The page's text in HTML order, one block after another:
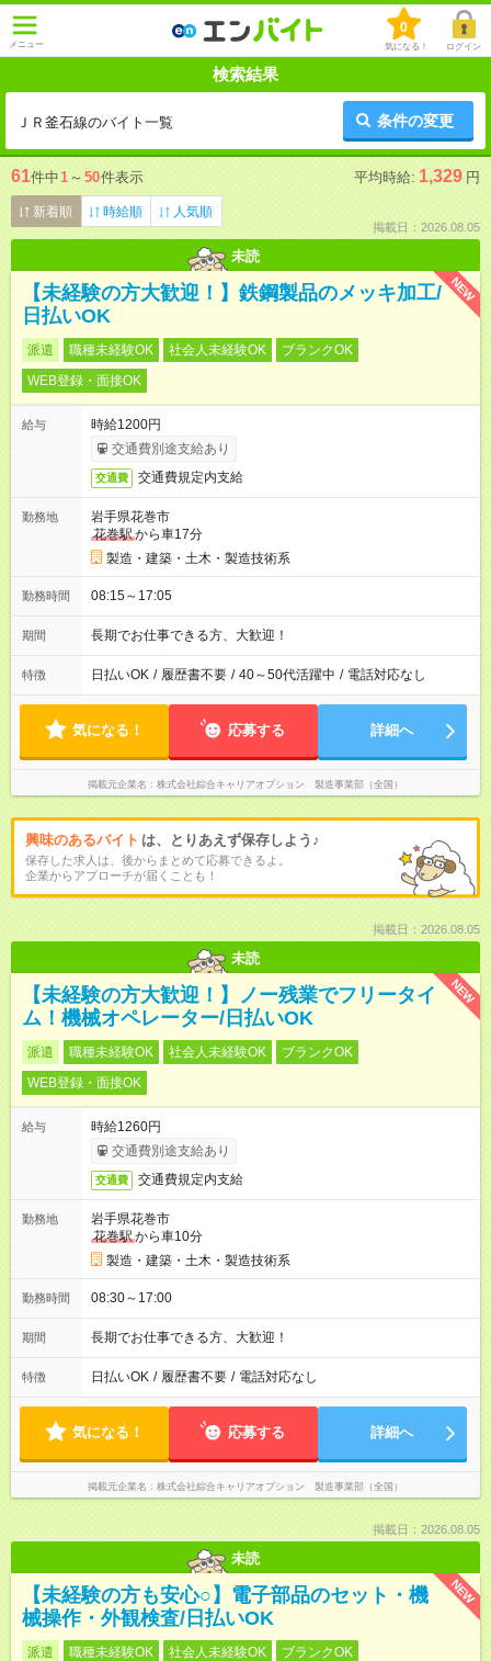
メニュー
0
気になる！ ログイン
検索結果
ＪＲ釜石線のバイト一覧 条件の変更
61件中1 ～ 50件表示 平均時給: 1,329 円
新着順 時給順 人気順
掲載日：2026.08.05
未読
NEW
【未経験の方大歓迎！】鉄鋼製品のメッキ加工/
日払いOK
派遣 職種未経験OK 社会人未経験OK
ブランクOK
WEB登録・面接OK
給与
時給1200円
交通費別途支給あり
交通費 交通費規定内支給
勤務地
岩手県花巻市
花巻駅から車17分
製造・建築・土木・製造技術系
勤務時間 08:15～17:05
期間 長期でお仕事できる方、大歓迎！
特徴 日払いOK / 履歴書不要 / 40～50代活躍中 / 電話対応なし
気になる！ 応募する 詳細へ
掲載元企業名 株式会社綜合キャリアオプション 製造事業部（全国）
興味のあるバイト は、とりあえず保存しよう♪
保存した求人は、後からまとめて応募できるよ。
企業からアプローチが届くことも！
掲載日：2026.08.05
未読
NEW
【未経験の方大歓迎！】ノー残業でフリータイ
ム！機械オペレーター/日払いOK
派遣 職種未経験OK 社会人未経験OK
ブランクOK
WEB登録・面接OK
給与
時給1260円
交通費別途支給あり
交通費 交通費規定内支給
勤務地
岩手県花巻市
花巻駅から車10分
製造・建築・土木・製造技術系
勤務時間 08:30～17:00
期間 長期でお仕事できる方、大歓迎！
特徴 日払いOK / 履歴書不要 / 電話対応なし
気になる！ 応募する 詳細へ
掲載元企業名 株式会社綜合キャリアオプション 製造事業部（全国）
掲載日：2026.08.05
未読
NEW
【未経験の方も安心○】電子部品のセット・機
械操作・外観検査/日払いOK
派遣 職種未経験OK 社会人未経験OK
ブランクOK